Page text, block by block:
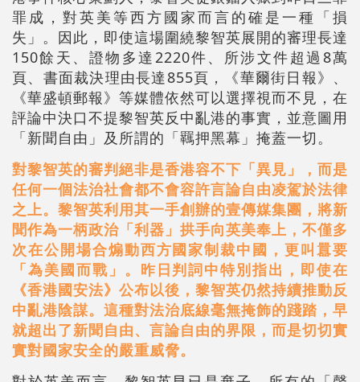
罪成，對英美等西方國家而言的確是一種「損
失」。因此，即使這場圍繞黎智英展開的審理長達
150餘天、證物多達2220件、所涉文件超過8萬
頁、書面裁決理由長達855頁，《華爾街日報》、
《華盛頓郵報》等媒體依然可以選擇視而不見，在
評論中決口不提黎智英反中亂港的事實，並意圖用
「新聞自由」及所謂的「羈押黑幕」掩蓋一切。
對黎智英的審判絕非是香港容不下「異見」，而是
任何一個法治社會都不會容許言論自由凌駕於法律
之上。黎智英利用其一手創辦的壹傳媒集團，將新
聞作為一柄政治「利器」拱手向英美奉上，不僅多
次在公開場合煽動西方國家制裁中國，更叫囂要
「為美國而戰」。昨日判詞中特別指出，即使在
《香港國安法》公布以後，黎智英仍然持續推動反
中亂港陰謀。這種對法治底線毫無掩飾的踐踏，早
就超出了新聞自由、言論自由的界限，而是切切實
實對國家安全的嚴重威脅。